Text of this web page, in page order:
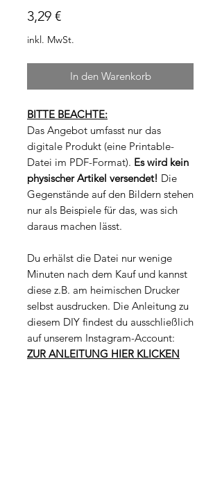
3,29 €Preis
inkl. MwSt.
In den Warenkorb
BITTE BEACHTE:
Das Angebot umfasst nur das
digitale Produkt (eine Printable-
Datei im PDF-Format). Es wird kein
physischer Artikel versendet! Die
Gegenstände auf den Bildern stehen
nur als Beispiele für das, was sich
daraus machen lässt.
Du erhälst die Datei nur wenige
Minuten nach dem Kauf und kannst
diese z.B. am heimischen Drucker
selbst ausdrucken. Die Anleitung zu
diesem DIY findest du ausschließlich
auf unserem Instagram-Account:
ZUR ANLEITUNG HIER KLICKEN